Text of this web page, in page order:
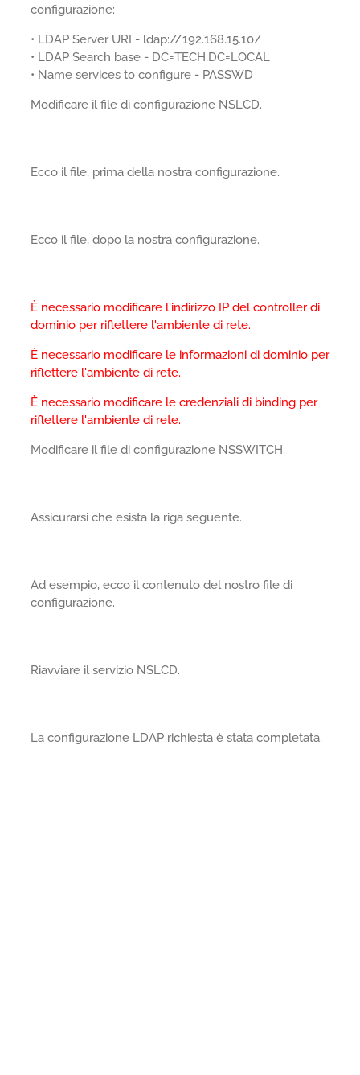
configurazione:
• LDAP Server URI - ldap://192.168.15.10/
• LDAP Search base - DC=TECH,DC=LOCAL
• Name services to configure - PASSWD
Modificare il file di configurazione NSLCD.
Ecco il file, prima della nostra configurazione.
Ecco il file, dopo la nostra configurazione.
È necessario modificare l'indirizzo IP del controller di
dominio per riflettere l'ambiente di rete.
È necessario modificare le informazioni di dominio per
riflettere l'ambiente di rete.
È necessario modificare le credenziali di binding per
riflettere l'ambiente di rete.
Modificare il file di configurazione NSSWITCH.
Assicurarsi che esista la riga seguente.
Ad esempio, ecco il contenuto del nostro file di
configurazione.
Riavviare il servizio NSLCD.
La configurazione LDAP richiesta è stata completata.